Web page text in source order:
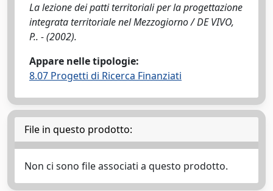
La lezione dei patti territoriali per la progettazione
integrata territoriale nel Mezzogiorno / DE VIVO,
P.. - (2002).
Appare nelle tipologie:
8.07 Progetti di Ricerca Finanziati
File in questo prodotto:
Non ci sono file associati a questo prodotto.